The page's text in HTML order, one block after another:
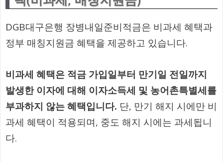
DGB대구은행 장병내일준비적금은 비과세 혜택과
정부 매칭지원금 혜택을 제공하고 있습니다.
비과세 혜택은 적금 가입일부터 만기일 전일까지
발생한 이자에 대해 이자소득세 및 농어촌특별세를
부과하지 않는 혜택입니다. 단, 만기 해지 시에만 비
과세 혜택이 적용되며, 중도 해지 시에는 과세됩니
다.